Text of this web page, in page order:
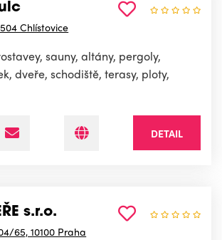
Chlístovice
sauny, altány, pergoly,
dveře, schodiště, terasy, ploty,
DETAIL
s.r.o.
65, 10100 Praha